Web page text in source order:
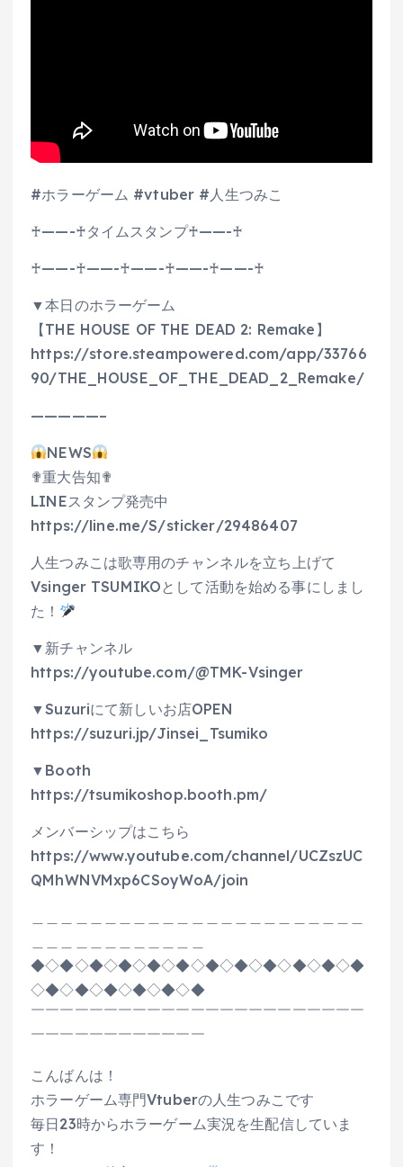
#ホラーゲーム #vtuber #人生つみこ
♰——-♰タイムスタンプ♰——-♰
♰——-♰——-♰——-♰——-♰——-♰
▼本日のホラーゲーム
【THE HOUSE OF THE DEAD 2: Remake】
https://store.steampowered.com/app/33766
90/THE_HOUSE_OF_THE_DEAD_2_Remake/
—————–
NEWS
✟重大告知✟
LINEスタンプ発売中
https://line.me/S/sticker/29486407
人生つみこは歌専用のチャンネルを立ち上げて
Vsinger TSUMIKOとして活動を始める事にしまし
た！
▼新チャンネル
https://youtube.com/@TMK-Vsinger
▼Suzuriにて新しいお店OPEN
https://suzuri.jp/Jinsei_Tsumiko
▼Booth
https://tsumikoshop.booth.pm/
メンバーシップはこちら
https://www.youtube.com/channel/UCZszUC
QMhWNVMxp6CSoyWoA/join
◆◇◆◇◆◇◆◇◆◇◆◇◆◇◆◇◆◇◆◇◆◇◆
◇◆◇◆◇◆◇◆◇◆◇◆
￣￣￣￣￣￣￣￣￣￣￣￣￣￣￣￣￣￣￣￣￣￣￣
￣￣￣￣￣￣￣￣￣￣￣￣
こんばんは！
ホラーゲーム専門Vtuberの人生つみこです
毎日23時からホラーゲーム実況を生配信していま
す！